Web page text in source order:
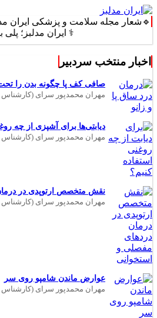
🔹شعار مجله سلامت و پزشکی ایران
⚕️ ایران مدلبز؛ پلی بین
اخبار منتخب سردبیر
صافی کف پا چگونه بدن را تحت
مهران محمدپور سرای
دیابتی‌ها برای آشپزی از چه
مهران محمدپور سرای
نقش متخصص ارتوپدی در
مهران محمدپور سرای
عوارض ماندن شامپو روی سر
مهران محمدپور سرای